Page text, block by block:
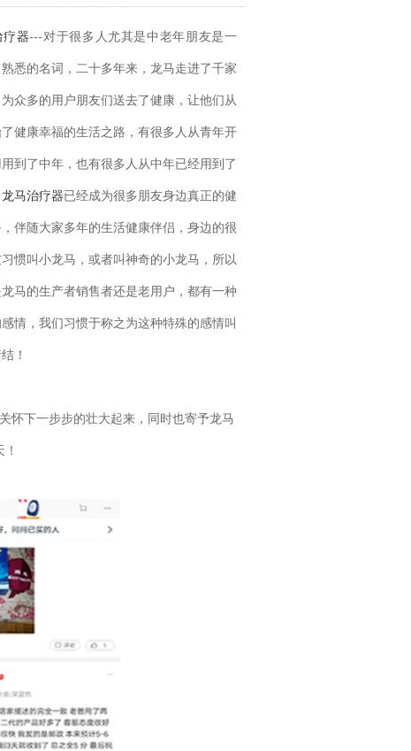
疗器---对于很多人尤其是中老年朋友是一
悉的名词，二十多年来，龙马走进了千家
众多的用户朋友们送去了健康，让他们从
健康幸福的生活之路，有很多人从青年开
到了中年，也有很多人从中年已经用到了
龙马治疗器已经成为很多朋友身边真正的健
，伴随大家多年的生活健康伴侣，身边的很
惯叫小龙马，或者叫神奇的小龙马，所以
马的生产者销售者还是老用户，都有一种
情，我们习惯于称之为这种特殊的感情叫
！
怀下一步步的壮大起来，同时也寄予龙马